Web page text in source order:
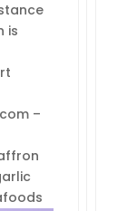
is
–